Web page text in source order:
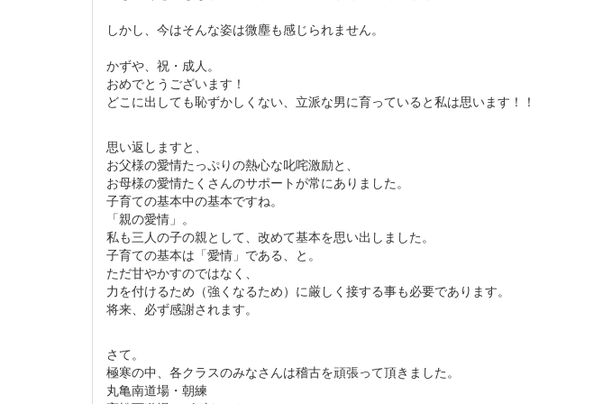
しかし、今はそんな姿は微塵も感じられません。
かずや、祝・成人。
おめでとうございます！
どこに出しても恥ずかしくない、立派な男に育っていると私は思います！！
思い返しますと、
お父様の愛情たっぷりの熱心な叱咤激励と、
お母様の愛情たくさんのサポートが常にありました。
子育ての基本中の基本ですね。
「親の愛情」。
私も三人の子の親として、改めて基本を思い出しました。
子育ての基本は「愛情」である、と。
ただ甘やかすのではなく、
力を付けるため（強くなるため）に厳しく接する事も必要であります。
将来、必ず感謝されます。
さて。
極寒の中、各クラスのみなさんは稽古を頑張って頂きました。
丸亀南道場・朝練